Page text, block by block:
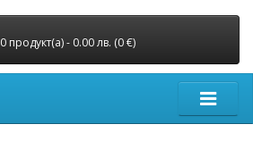
0 продукт(а) - 0.00 лв. (0 €)